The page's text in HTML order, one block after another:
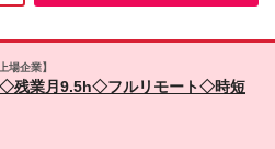
会議手当／グループ、全体会議参加時
／企画実行時 ◎特別手当／上記以外の
場企業】
残業月9.5h◇フルリモート◇時短